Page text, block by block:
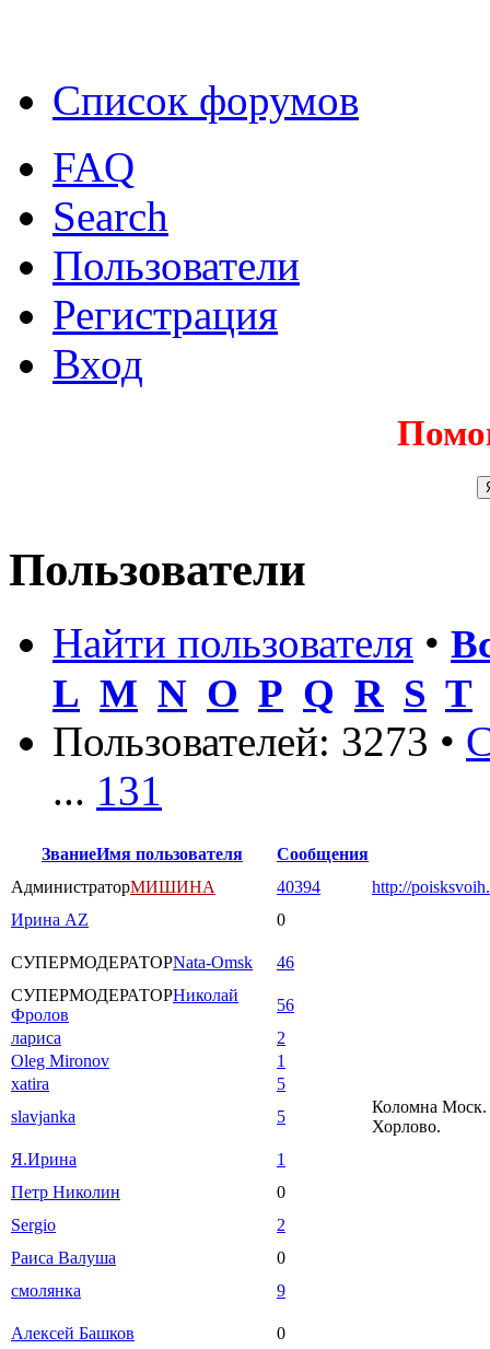
Список форумов
FAQ
Search
Пользователи
Регистрация
Вход
Пользователи
Найти пользователя •
L M N O P Q R S T
Пользователей: 3273 •
... 131
ЗваниеИмя пользователя
Сообщения
АдминистраторМИШИНА 40394
http://
Ирина AZ
0
СУПЕРМОДЕРАТОРNata-Omsk
46
СУПЕРМОДЕРАТОРНиколай
Фролов
56
лариса
2
Oleg Mironov
1
xatira
5
slavjanka
5
Коломна Моск.
Хорлово.
Я.Ирина
1
Петр Николин
0
Sergio
2
Раиса Валуша
0
смолянка
9
Алексей Башков 0